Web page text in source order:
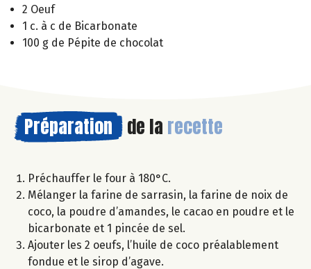
2 Oeuf
1 c. à c de Bicarbonate
100 g de Pépite de chocolat
Préparation de la recette
Préchauffer le four à 180°C.
Mélanger la farine de sarrasin, la farine de noix de
coco, la poudre d’amandes, le cacao en poudre et le
bicarbonate et 1 pincée de sel.
Ajouter les 2 oeufs, l’huile de coco préalablement
fondue et le sirop d’agave.